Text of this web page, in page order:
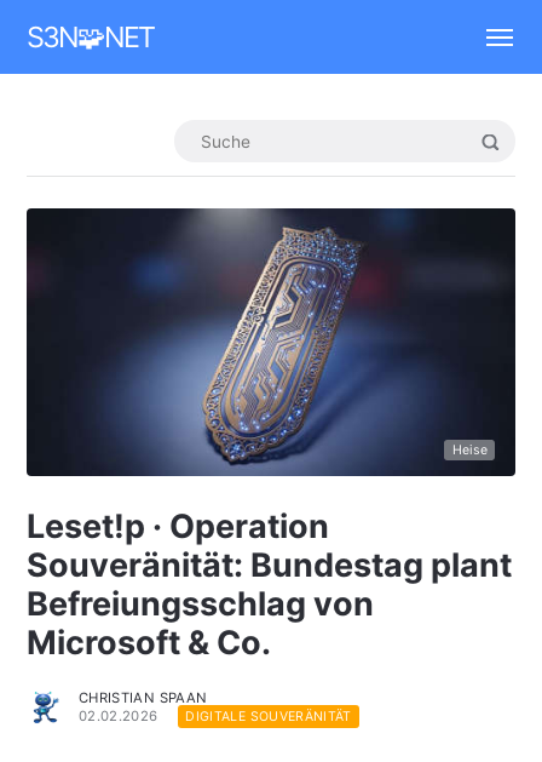
S3N🧩NET
Heise
Leset!p · Operation
Souveränität: Bundestag plant
Befreiungsschlag von
Microsoft & Co.
CHRISTIAN SPAAN
02.02.2026
DIGITALE SOUVERÄNITÄT